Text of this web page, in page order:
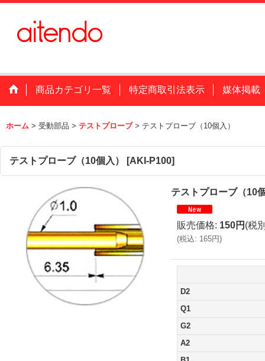
商品カテゴリ一覧 特定商取引法表示 媒体掲載
ホーム > 受動部品 > テストプローブ > テストプローブ（10個入）
テストプローブ（10個入） [AKI-P100]
テストプローブ（10
販売価格: 150円 (税
(税込: 165円)
D2
Q1
G2
A2